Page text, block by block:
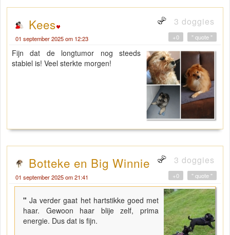
Kees 3 doggies
01 september 2025 om 12:23 " quote "
+0
Fijn dat de longtumor nog steeds
stabiel is! Veel sterkte morgen!
Botteke en Big Winnie 3 doggies
01 september 2025 om 21:41 " quote "
+0
"Ja verder gaat het hartstikke goed met
haar. Gewoon haar blije zelf, prima
energie. Dus dat is fijn.